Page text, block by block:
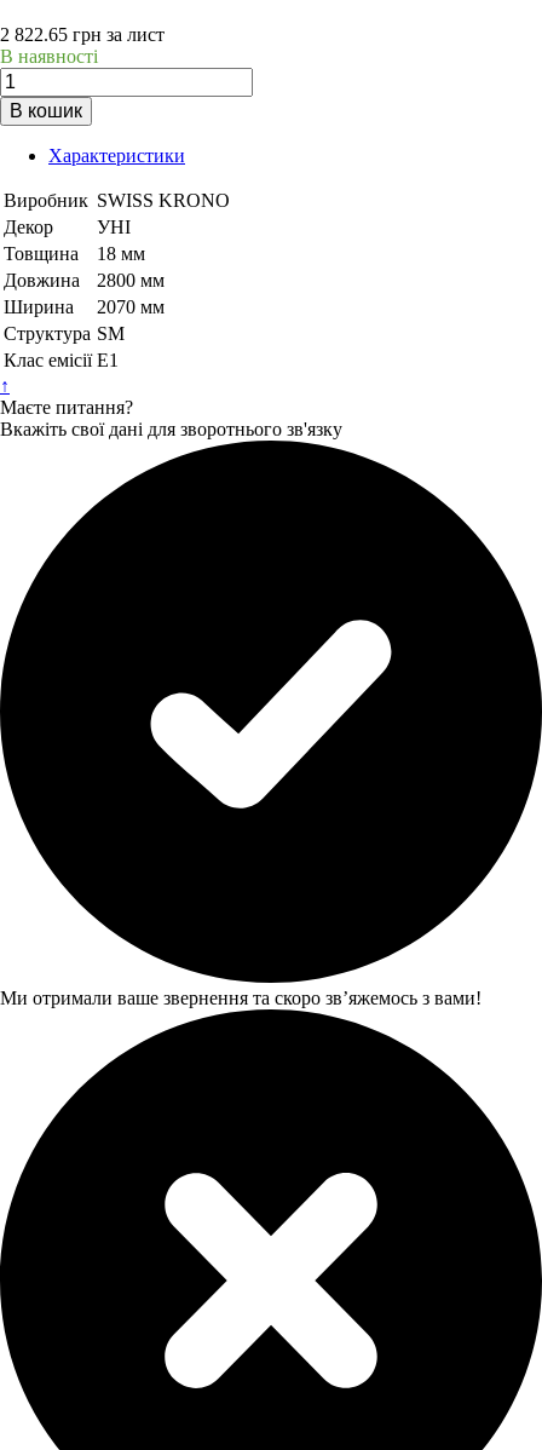
2 822.65 грн за лист
В наявності
В кошик
Характеристики
Виробник SWISS KRONO
Декор
УНІ
Товщина
18 мм
Довжина
2800 мм
Ширина
2070 мм
Структура SM
Клас емісії Е1
↑
Маєте питання?
Вкажіть свої дані для зворотнього зв'язку
Ми отримали ваше звернення та скоро звʼяжемось з вами!